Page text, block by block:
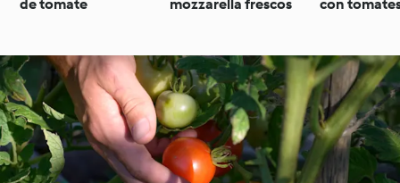
de tomate
mozzarella frescos
con